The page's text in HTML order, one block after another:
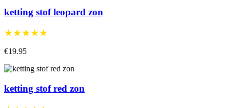
ketting stof leopard zon
★★★★★
€19.95
ketting stof red zon